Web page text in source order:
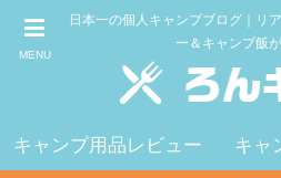
MENU
日本一の個人キャンプブログ｜リ
ー＆キャンプ飯
キャンプ用品レビュー キャ